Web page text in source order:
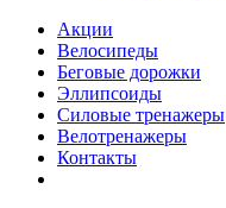
Акции
Велосипеды
Беговые дорожки
Эллипсоиды
Силовые тренажеры
Велотренажеры
Контакты